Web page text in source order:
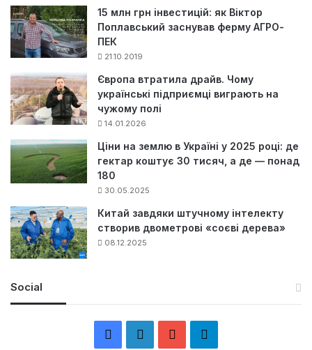
15 млн грн інвестицій: як Віктор
Поплавський заснував ферму АГРО-
ПЕК
21.10.2019
Європа втратила драйв. Чому
українські підприємці виграють на
чужому полі
14.01.2026
Ціни на землю в Україні у 2025 році: де
гектар коштує 30 тисяч, а де — понад
180
30.05.2025
Китай завдяки штучному інтелекту
створив двометрові «соєві дерева»
08.12.2025
Social
Facebook
LinkedInYouTube